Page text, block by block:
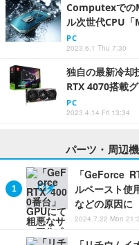
Computexでの
ル次世代CPU
PC
2023.6.1 Thu 7:30
独自の最新冷却
RTX 4070搭載
PC
2023.4.14 Fri 13:34
パーツ・周辺
「GeForce
ルペースト使
などの原因に
2024.7.22 Mon